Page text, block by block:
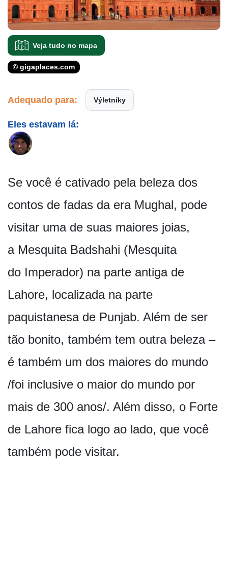
Veja tudo no mapa
© gigaplaces.com
Adequado para: Výletníky
Eles estavam lá:
Se você é cativado pela beleza dos
contos de fadas da era Mughal, pode
visitar uma de suas maiores joias,
a Mesquita Badshahi (Mesquita
do Imperador) na parte antiga de
Lahore, localizada na parte
paquistanesa de Punjab. Além de ser
tão bonito, também tem outra beleza –
é também um dos maiores do mundo
/foi inclusive o maior do mundo por
mais de 300 anos/. Além disso, o Forte
de Lahore fica logo ao lado, que você
também pode visitar.